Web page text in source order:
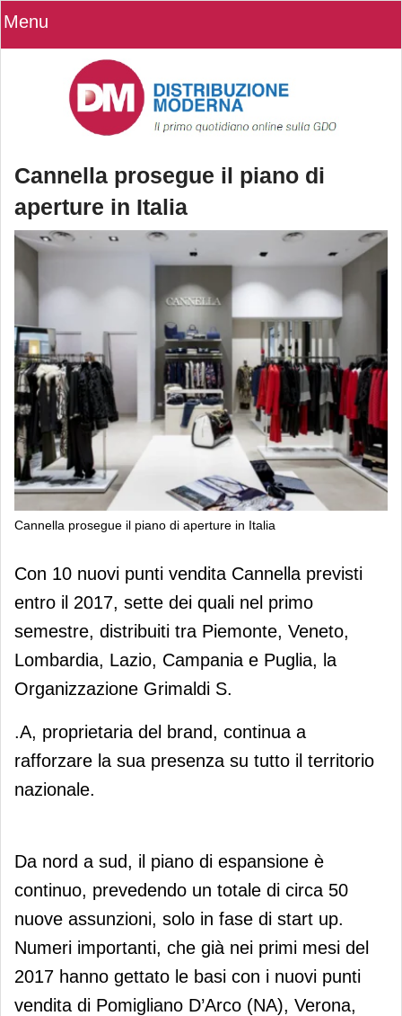
Menu
Cannella prosegue il piano di
aperture in Italia
Cannella prosegue il piano di aperture in Italia
Cannella prosegue il piano di aperture
in Italia
Con 10 nuovi punti vendita Cannella previsti
entro il 2017, sette dei quali nel primo
semestre, distribuiti tra Piemonte, Veneto,
Lombardia, Lazio, Campania e Puglia, la
Organizzazione Grimaldi S.
.A, proprietaria del brand, continua a
rafforzare la sua presenza su tutto il territorio
nazionale.
Da nord a sud, il piano di espansione è
continuo, prevedendo un totale di circa 50
nuove assunzioni, solo in fase di start up.
Numeri importanti, che già nei primi mesi del
2017 hanno gettato le basi con i nuovi punti
vendita di Pomigliano D’Arco (NA), Verona,